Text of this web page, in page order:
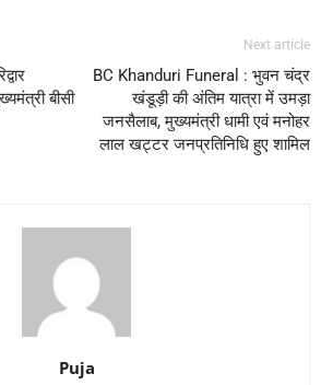
बीसी
Next article
BC Khanduri Funeral : भुवन चंद्र
खंडूड़ी की अंतिम यात्रा में उमड़ा
जनसैलाब, मुख्यमंत्री धामी एवं मनोहर
लाल खट्टर जनप्रतिनिधि हुए शामिल
Puja